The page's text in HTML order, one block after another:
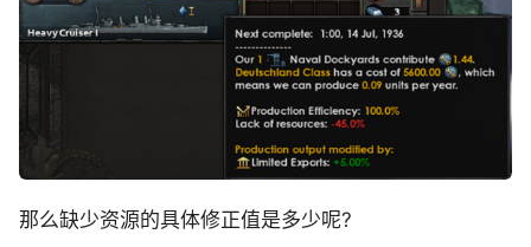
那么缺少资源的具体修正值是多少呢?